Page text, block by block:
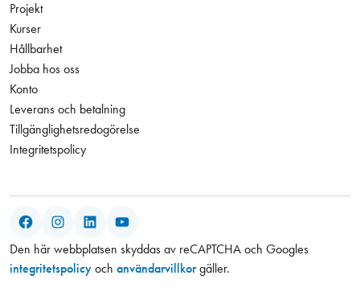
Projekt
Kurser
Hållbarhet
Jobba hos oss
Konto
Leverans och betalning
Tillgänglighetsredogörelse
Integritetspolicy
Facebook
Instagram
LinkedIn
Den här webbplatsen skyddas av reCAPTCHA och Googles
integritetspolicy och användarvillkorgäller.